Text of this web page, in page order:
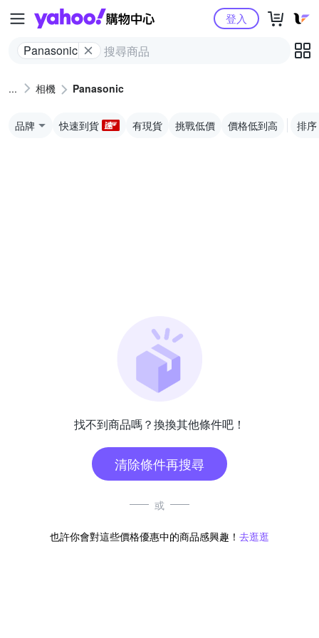
Yahoo購物中心
Panasonic
登入
相機 Panasonic
品牌 快速到貨 有現貨 挑戰低價 價格低到高 排序
找不到商品嗎？換換其他條件吧！
清除條件再搜尋
或
也許你會對這些價格優惠中的商品感興趣！ 去逛逛